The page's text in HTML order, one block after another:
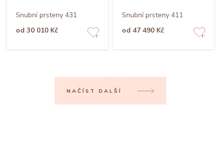
Snubní prsteny 431
od 30 010 Kč
Snubní prsteny 411
od 47 490 Kč
NAČÍST DALŠÍ